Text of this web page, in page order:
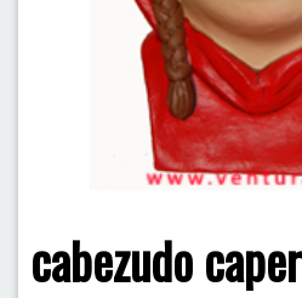
cabezudo